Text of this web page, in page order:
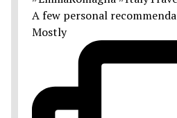
A few personal
Mostly